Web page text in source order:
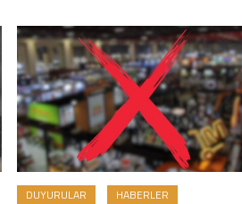
DUYURULAR HABERLER